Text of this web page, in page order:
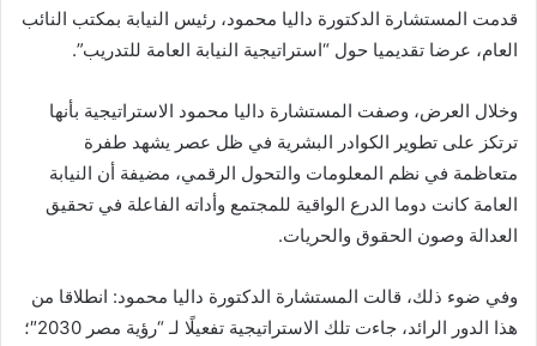
قدمت المستشارة الدكتورة داليا محمود، رئيس النيابة بمكتب النائب
العام، عرضا تقديميا حول “استراتيجية النيابة العامة للتدريب”.
وخلال العرض، وصفت المستشارة داليا محمود الاستراتيجية بأنها
ترتكز على تطوير الكوادر البشرية في ظل عصر يشهد طفرة
متعاظمة في نظم المعلومات والتحول الرقمي، مضيفة أن النيابة
العامة كانت دوما الدرع الواقية للمجتمع وأداته الفاعلة في تحقيق
العدالة وصون الحقوق والحريات.
وفي ضوء ذلك، قالت المستشارة الدكتورة داليا محمود: انطلاقا من
هذا الدور الرائد، جاءت تلك الاستراتيجية تفعيلًا لـ “رؤية مصر 2030″؛